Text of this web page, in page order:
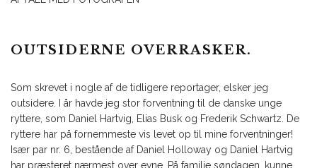
OUTSIDERNE OVERRASKER.
Som skrevet i nogle af de tidligere reportager, elsker jeg
outsidere. I år havde jeg stor forventning til de danske unge
ryttere, som Daniel Hartvig, Elias Busk og Frederik Schwartz. De
ryttere har på fornemmeste vis levet op til mine forventninger!
Især par nr. 6, bestående af Daniel Holloway og Daniel Hartvig
har præsteret nærmest over evne. På familie søndagen, kunne